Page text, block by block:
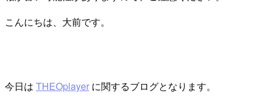
こんにちは、大前です。
今日は THEOplayer に関するブログとなります。